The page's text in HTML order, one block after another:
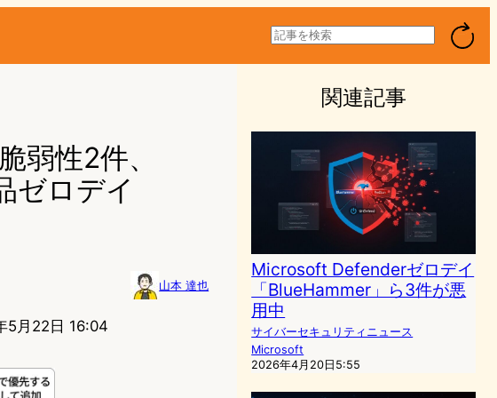
検
索
性2件、
ゼロデイ
山本 達也
5月22日 16:04
関連記事
Microsoft Defenderゼロデイ
「BlueHammer」ら3件が悪
用中
サイバーセキュリティニュース
Microsoft
2026年4月20日5:55